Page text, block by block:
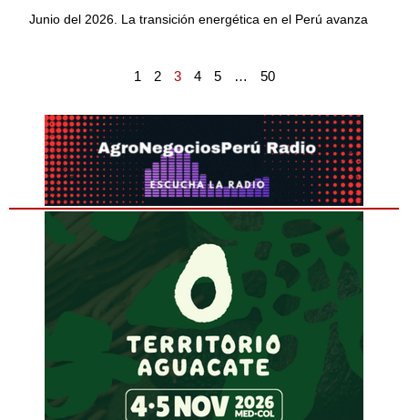
Junio del 2026. La transición energética en el Perú avanza
1 2 3 4 5 … 50